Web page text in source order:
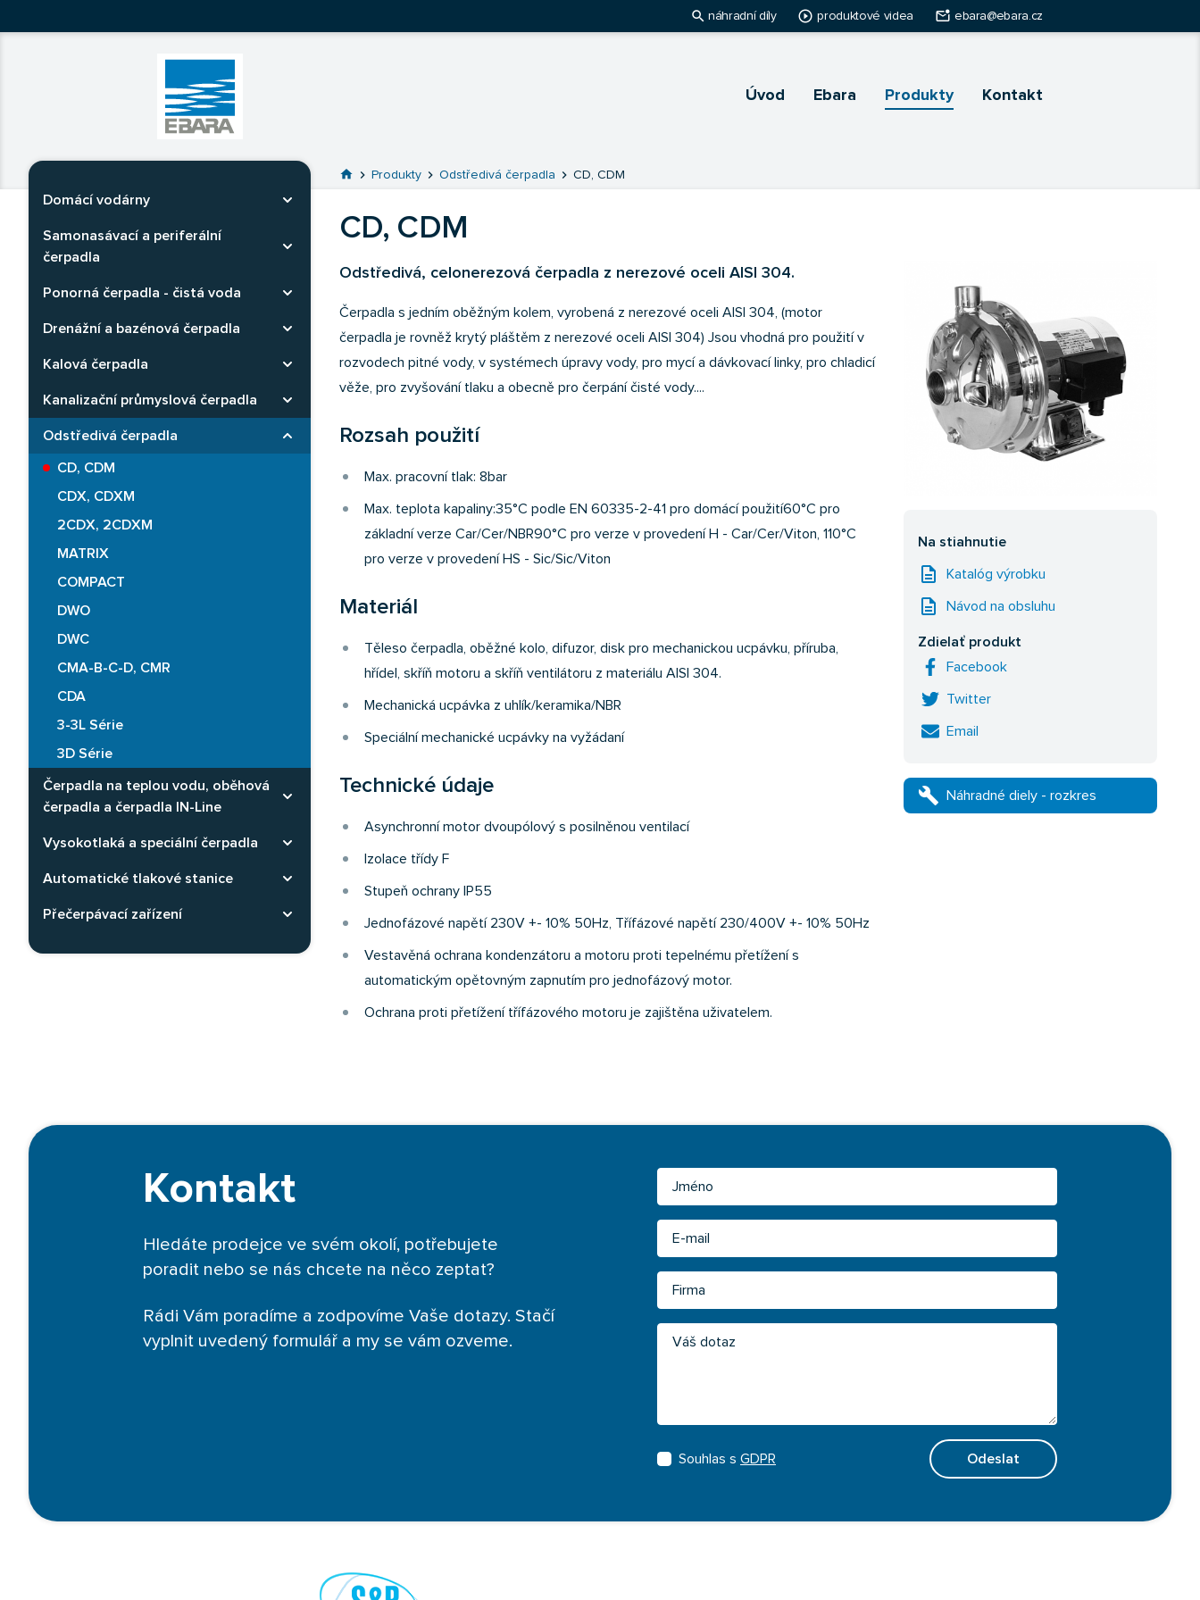
search náhradní díly play_circle_outline produktové videa mark_email_unread ebara@ebara.cz
Ebara Česko
Úvod Ebara Produkty Kontakt
Ebara - japonské čerpadlá
Domácí vodárny Rozbaliť kategóriu
Samonasávací a periferální
čerpadla
Rozbaliť kategóriu
Ponorná čerpadla - čistá voda Rozbaliť kategóriu
Drenážní a bazénová čerpadla Rozbaliť kategóriu
Kalová čerpadla Rozbaliť kategóriu
Kanalizační průmyslová čerpadla Rozbaliť kategóriu
Odstředivá čerpadla Rozbaliť kategóriu
CD, CDM
CDX, CDXM
2CDX, 2CDXM
MATRIX
COMPACT
DWO
DWC
CMA-B-C-D, CMR
CDA
3-3L Série
3D Série
Čerpadla na teplou vodu, oběhová
čerpadla a čerpadla IN-Line
Rozbaliť kategóriu
Vysokotlaká a speciální čerpadla Rozbaliť kategóriu
Automatické tlakové stanice Rozbaliť kategóriu
Přečerpávací zařízení Rozbaliť kategóriu
Prejsť na hlavnú stránku
home chevron_right Produkty chevron_right Odstředivá čerpadla chevron_right CD, CDM
CD, CDM
Odstředivá, celonerezová čerpadla z nerezové oceli AISI 304.
Čerpadla s jedním oběžným kolem, vyrobená z nerezové oceli AISI 304, (motor
čerpadla je rovněž krytý pláštěm z nerezové oceli AISI 304) Jsou vhodná pro použití v
rozvodech pitné vody, v systémech úpravy vody, pro mycí a dávkovací linky, pro chladicí
věže, pro zvyšování tlaku a obecně pro čerpání čisté vody....
Rozsah použití
Max. pracovní tlak: 8bar
Max. teplota kapaliny:35°C podle EN 60335-2-41 pro domácí použití60°C pro
základní verze Car/Cer/NBR90°C pro verze v provedení H - Car/Cer/Viton, 110°C
pro verze v provedení HS - Sic/Sic/Viton
Materiál
Těleso čerpadla, oběžné kolo, difuzor, disk pro mechanickou ucpávku, příruba,
hřídel, skříň motoru a skříň ventilátoru z materiálu AISI 304.
Mechanická ucpávka z uhlík/keramika/NBR
Speciální mechanické ucpávky na vyžádaní
Technické údaje
Asynchronní motor dvoupólový s posilněnou ventilací
Izolace třídy F
Stupeň ochrany IP55
Jednofázové napětí 230V +- 10% 50Hz, Třífázové napětí 230/400V +- 10% 50Hz
Vestavěná ochrana kondenzátoru a motoru proti tepelnému přetížení s
automatickým opětovným zapnutím pro jednofázový motor.
Ochrana proti přetížení třífázového motoru je zajištěna uživatelem.
Na stiahnutie
description Katalóg výrobku
description Návod na obsluhu
Zdielať produkt
Facebook
Twitter
Email
build Náhradné diely - rozkres
Kontakt
Hledáte prodejce ve svém okolí, potřebujete
poradit nebo se nás chcete na něco zeptat?
Rádi Vám poradíme a zodpovíme Vaše dotazy. Stačí
vyplnit uvedený formulář a my se vám ozveme.
Jméno
Váš dotaz
Souhlas s GDPR Odeslat